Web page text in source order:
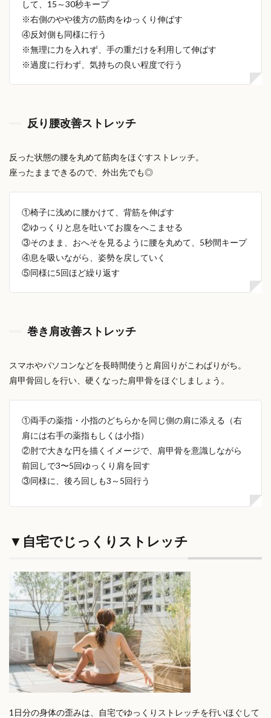
して、15～30秒キープ
※右側のやや後方の筋肉をゆっくり伸ばす
④反対側も同様に行う
※無理に力を入れず、手の重だけを利用して伸ばす
※過度に行わず、気持ちの良い程度で行う
反り腰改善ストレッチ
反った状態の腰を丸めて筋肉をほぐすストレッチ。
座ったままできるので、外出先でも◎
①椅子に浅めに腰かけて、背筋を伸ばす
②ゆっくりと息を吐いてお腹をへこませる
③そのまま、おへそを見るように腰を丸めて、5秒間キープ
④息を吸いながら、姿勢を戻していく
⑤同様に5回ほど繰り返す
巻き肩改善ストレッチ
スマホやパソコンなどを長時間使うと肩回りがこわばりがち。
肩甲骨回しを行い、硬くなった肩甲骨をほぐしましょう。
①両手の薬指・小指のどちらかを同じ側の肩に添える（右
肩には右手の薬指もしくは小指）
②肘で大きな円を描くイメージで、肩甲骨を意識しながら
前回しで3〜5回ゆっくり肩を回す
③同様に、後ろ回しも3～5回行う
▼自宅でじっくりストレッチ
1日分の身体の歪みは、自宅でゆっくりストレッチを行いほぐして